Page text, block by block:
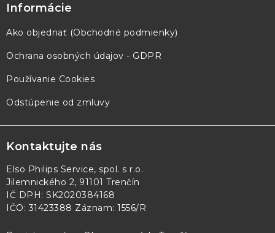
Informácie
Ako objednať (Obchodné podmienky)
Ochrana osobných údajov - GDPR
Používanie Cookies
Odstúpenie od zmluvy
Kontaktujte nás
Elso Philips Service, spol. s r.o.
Jilemnického 2, 91101 Trenčín
IČ DPH: SK2020384168
IČO: 31423388 Záznam: 1556/R